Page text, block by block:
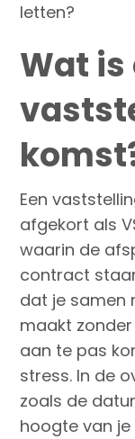
letten?
Wat is
Een
afgekort als
waarin de
contract
dat je samen
maakt
aan te pas
stress. In de
zoals de
hoogte van